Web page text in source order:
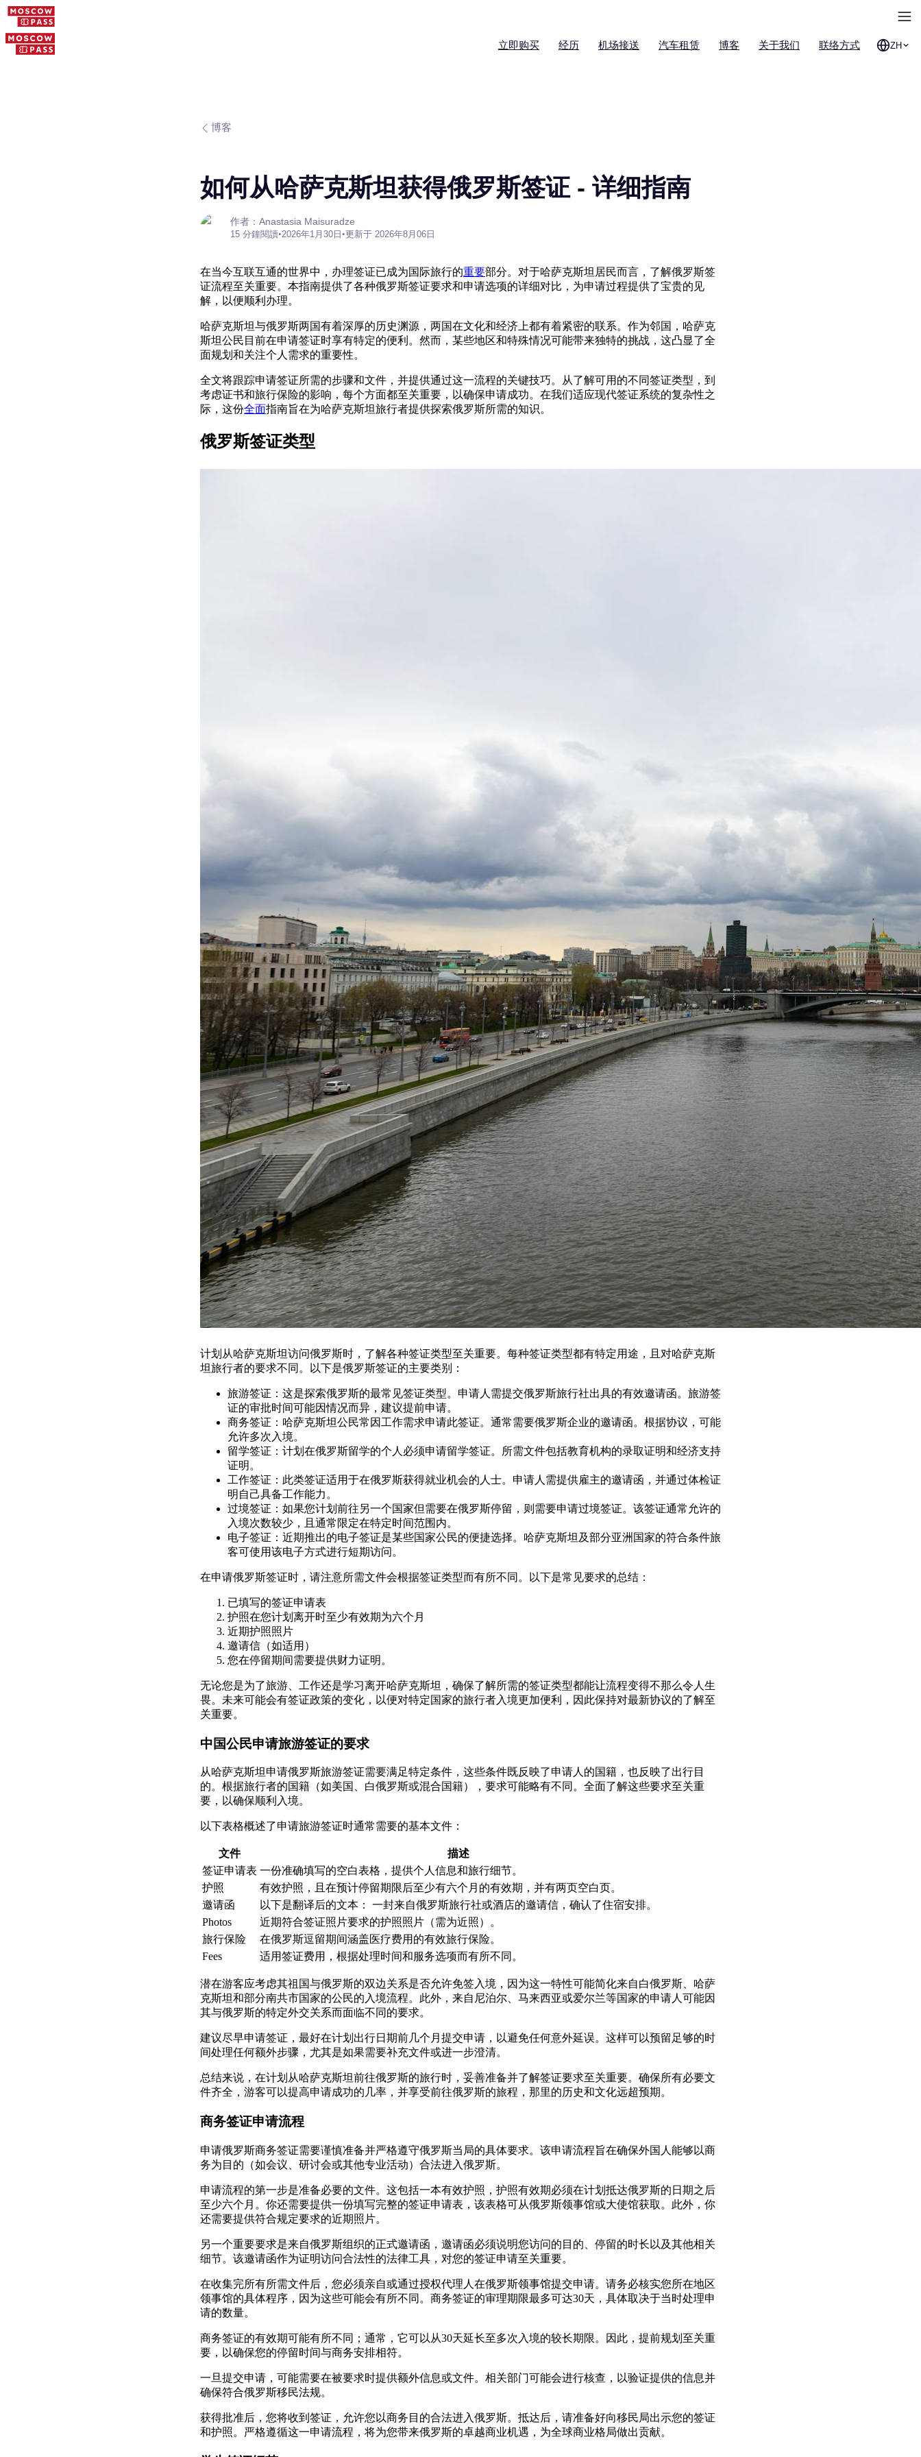
立即购买 经历 机场接送 汽车租赁 博客 关于我们 联络方式 ZH
博客
如何从哈萨克斯坦获得俄罗斯签证 - 详细指南
作者：Anastasia Maisuradze
15 分鐘閱讀•2026年1月30日 •更新于 2026年8月06日
在当今互联互通的世界中，办理签证已成为国际旅行的重要部分。对于哈萨克斯坦居民而言，了解俄罗斯签
证流程至关重要。本指南提供了各种俄罗斯签证要求和申请选项的详细对比，为申请过程提供了宝贵的见
解，以便顺利办理。
哈萨克斯坦与俄罗斯两国有着深厚的历史渊源，两国在文化和经济上都有着紧密的联系。作为邻国，哈萨克
斯坦公民目前在申请签证时享有特定的便利。然而，某些地区和特殊情况可能带来独特的挑战，这凸显了全
面规划和关注个人需求的重要性。
全文将跟踪申请签证所需的步骤和文件，并提供通过这一流程的关键技巧。从了解可用的不同签证类型，到
考虑证书和旅行保险的影响，每个方面都至关重要，以确保申请成功。在我们适应现代签证系统的复杂性之
际，这份全面指南旨在为哈萨克斯坦旅行者提供探索俄罗斯所需的知识。
俄罗斯签证类型
计划从哈萨克斯坦访问俄罗斯时，了解各种签证类型至关重要。每种签证类型都有特定用途，且对哈萨克斯
坦旅行者的要求不同。以下是俄罗斯签证的主要类别：
旅游签证：这是探索俄罗斯的最常见签证类型。申请人需提交俄罗斯旅行社出具的有效邀请函。旅游签
证的审批时间可能因情况而异，建议提前申请。
商务签证：哈萨克斯坦公民常因工作需求申请此签证。通常需要俄罗斯企业的邀请函。根据协议，可能
允许多次入境。
留学签证：计划在俄罗斯留学的个人必须申请留学签证。所需文件包括教育机构的录取证明和经济支持
证明。
工作签证：此类签证适用于在俄罗斯获得就业机会的人士。申请人需提供雇主的邀请函，并通过体检证
明自己具备工作能力。
过境签证：如果您计划前往另一个国家但需要在俄罗斯停留，则需要申请过境签证。该签证通常允许的
入境次数较少，且通常限定在特定时间范围内。
电子签证：近期推出的电子签证是某些国家公民的便捷选择。哈萨克斯坦及部分亚洲国家的符合条件旅
客可使用该电子方式进行短期访问。
在申请俄罗斯签证时，请注意所需文件会根据签证类型而有所不同。以下是常见要求的总结：
已填写的签证申请表
护照在您计划离开时至少有效期为六个月
近期护照照片
邀请信（如适用）
您在停留期间需要提供财力证明。
无论您是为了旅游、工作还是学习离开哈萨克斯坦，确保了解所需的签证类型都能让流程变得不那么令人生
畏。未来可能会有签证政策的变化，以便对特定国家的旅行者入境更加便利，因此保持对最新协议的了解至
关重要。
中国公民申请旅游签证的要求
从哈萨克斯坦申请俄罗斯旅游签证需要满足特定条件，这些条件既反映了申请人的国籍，也反映了出行目
的。根据旅行者的国籍（如美国、白俄罗斯或混合国籍），要求可能略有不同。全面了解这些要求至关重
要，以确保顺利入境。
以下表格概述了申请旅游签证时通常需要的基本文件：
文件
描述
签证申请表 一份准确填写的空白表格，提供个人信息和旅行细节。
护照
有效护照，且在预计停留期限后至少有六个月的有效期，并有两页空白页。
邀请函
以下是翻译后的文本： 一封来自俄罗斯旅行社或酒店的邀请信，确认了住宿安排。
Photos
近期符合签证照片要求的护照照片（需为近照）。
旅行保险
在俄罗斯逗留期间涵盖医疗费用的有效旅行保险。
Fees
适用签证费用，根据处理时间和服务选项而有所不同。
潜在游客应考虑其祖国与俄罗斯的双边关系是否允许免签入境，因为这一特性可能简化来自白俄罗斯、哈萨
克斯坦和部分南共市国家的公民的入境流程。此外，来自尼泊尔、马来西亚或爱尔兰等国家的申请人可能因
其与俄罗斯的特定外交关系而面临不同的要求。
建议尽早申请签证，最好在计划出行日期前几个月提交申请，以避免任何意外延误。这样可以预留足够的时
间处理任何额外步骤，尤其是如果需要补充文件或进一步澄清。
总结来说，在计划从哈萨克斯坦前往俄罗斯的旅行时，妥善准备并了解签证要求至关重要。确保所有必要文
件齐全，游客可以提高申请成功的几率，并享受前往俄罗斯的旅程，那里的历史和文化远超预期。
商务签证申请流程
申请俄罗斯商务签证需要谨慎准备并严格遵守俄罗斯当局的具体要求。该申请流程旨在确保外国人能够以商
务为目的（如会议、研讨会或其他专业活动）合法进入俄罗斯。
申请流程的第一步是准备必要的文件。这包括一本有效护照，护照有效期必须在计划抵达俄罗斯的日期之后
至少六个月。你还需要提供一份填写完整的签证申请表，该表格可从俄罗斯领事馆或大使馆获取。此外，你
还需要提供符合规定要求的近期照片。
另一个重要要求是来自俄罗斯组织的正式邀请函，邀请函必须说明您访问的目的、停留的时长以及其他相关
细节。该邀请函作为证明访问合法性的法律工具，对您的签证申请至关重要。
在收集完所有所需文件后，您必须亲自或通过授权代理人在俄罗斯领事馆提交申请。请务必核实您所在地区
领事馆的具体程序，因为这些可能会有所不同。商务签证的审理期限最多可达30天，具体取决于当时处理申
请的数量。
商务签证的有效期可能有所不同；通常，它可以从30天延长至多次入境的较长期限。因此，提前规划至关重
要，以确保您的停留时间与商务安排相符。
一旦提交申请，可能需要在被要求时提供额外信息或文件。相关部门可能会进行核查，以验证提供的信息并
确保符合俄罗斯移民法规。
获得批准后，您将收到签证，允许您以商务目的合法进入俄罗斯。抵达后，请准备好向移民局出示您的签证
和护照。严格遵循这一申请流程，将为您带来俄罗斯的卓越商业机遇，为全球商业格局做出贡献。